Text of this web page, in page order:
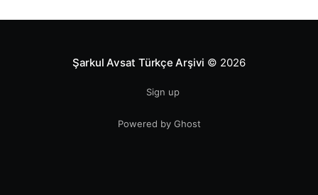
Şarkul Avsat Türkçe Arşivi © 2026
Sign up
Powered by Ghost